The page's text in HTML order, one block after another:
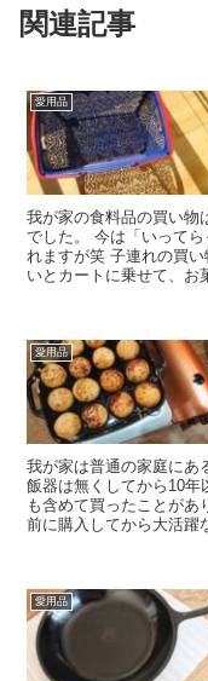
関連記事
愛用品
我が家の食料品の買い物
でした。 今は「いって
れますが笑 子連れの買
いとカートに乗せて、お
愛用品
我が家は普通の家庭にあ
飯器は無くしてから10
も含めて買ったことがあ
前に購入してから大活躍
愛用品